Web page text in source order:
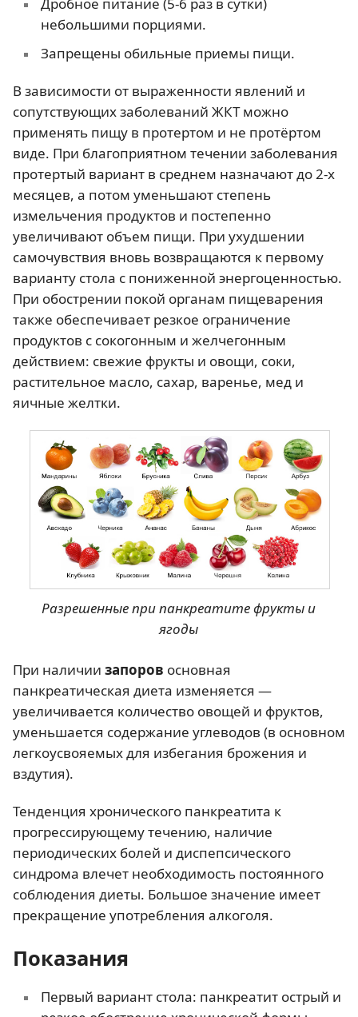
небольшими порциями.
Запрещены обильные приемы пищи.
В зависимости от выраженности явлений и
сопутствующих заболеваний ЖКТ можно
применять пищу в протертом и не протёртом
виде. При благоприятном течении заболевания
протертый вариант в среднем назначают до 2-х
месяцев, а потом уменьшают степень
измельчения продуктов и постепенно
увеличивают объем пищи. При ухудшении
самочувствия вновь возвращаются к первому
варианту стола с пониженной энергоценностью.
При обострении покой органам пищеварения
также обеспечивает резкое ограничение
продуктов с сокогонным и желчегонным
действием: свежие фрукты и овощи, соки,
растительное масло, сахар, варенье, мед и
яичные желтки.
Разрешенные при панкреатите фрукты и
ягоды
При наличии запоров основная
панкреатическая диета изменяется —
увеличивается количество овощей и фруктов,
уменьшается содержание углеводов (в основном
легкоусвояемых для избегания брожения и
вздутия).
Тенденция хронического панкреатита к
прогрессирующему течению, наличие
периодических болей и диспепсического
синдрома влечет необходимость постоянного
соблюдения диеты. Большое значение имеет
прекращение употребления алкоголя.
Показания
Первый вариант стола: панкреатит острый и